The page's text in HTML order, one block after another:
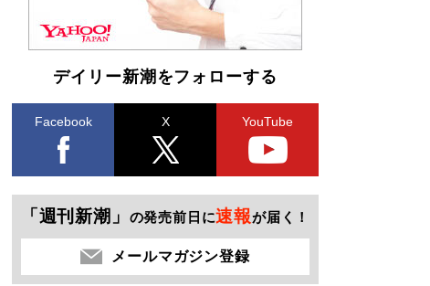
デイリー新潮をフォローする
Facebook X YouTube
「週刊新潮」 の発売前日に速報が届く！
メールマガジン登録